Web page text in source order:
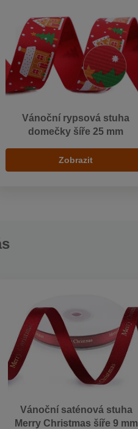
Vánoční rypsová stuha
domečky šíře 25 mm
Zobrazit
Vánoční saténová stuha
Merry Christmas šíře 9 mm